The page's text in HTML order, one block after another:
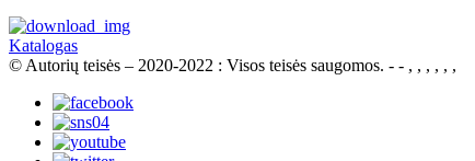
Katalogas
© Autorių teisės – 2020-2022 : Visos teisės saugomos. - - , , , , , ,